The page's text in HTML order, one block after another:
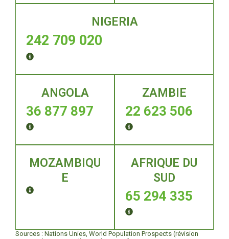
NIGERIA
242 709 020
ANGOLA
36 877 897
ZAMBIE
22 623 506
MOZAMBIQU
E
AFRIQUE DU
SUD
65 294 335
Sources : Nations Unies, World Population Prospects (révision